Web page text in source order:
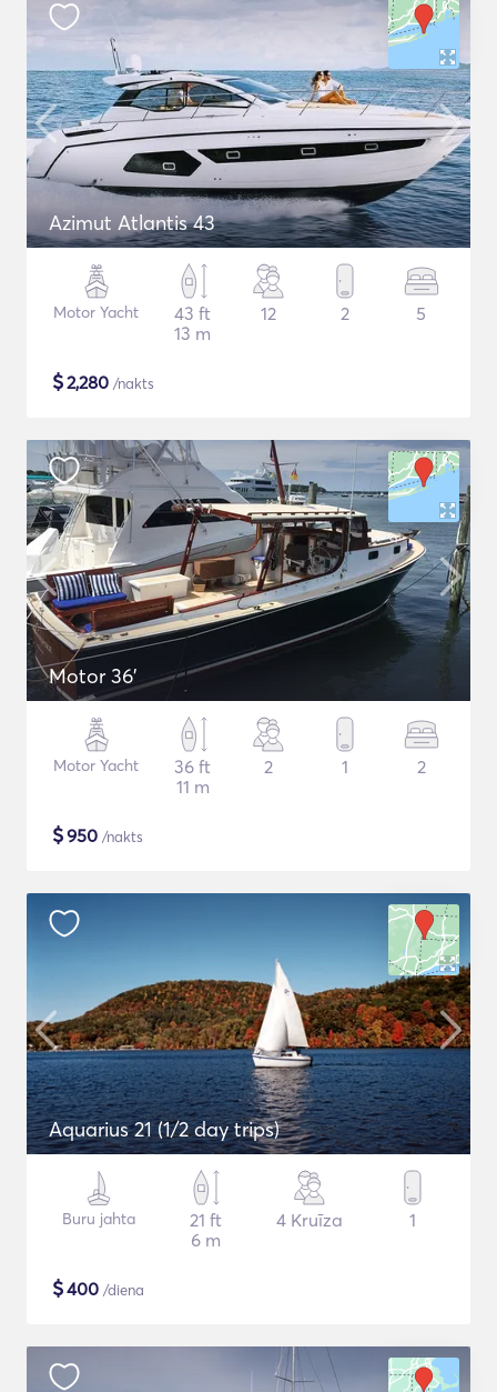
Azimut Atlantis 43
Motor Yacht
43 ft
13 m
12 2 5
$2,280 /nakts
Motor 36'
Motor Yacht
36 ft
11 m
2 1 2
$950 /nakts
Aquarius 21 (1/2 day trips)
Buru jahta
21 ft
6 m
4 Kruīza 1
$400 /diena